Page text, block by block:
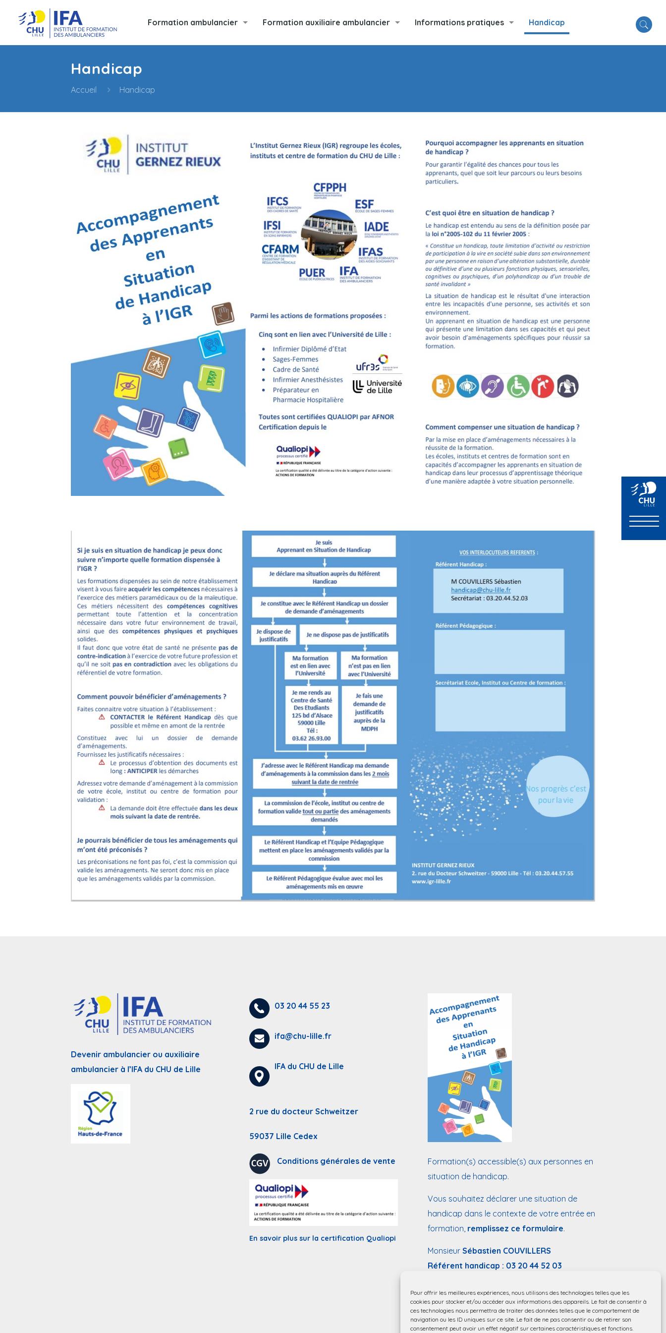
Pour offrir les meilleures expériences, nous utilisons des technologies telles que les
cookies pour stocker et/ou accéder aux informations des appareils. Le fait de consentir à
ces technologies nous permettra de traiter des données telles que le comportement de
navigation ou les ID uniques sur ce site. Le fait de ne pas consentir ou de retirer son
consentement peut avoir un effet négatif sur certaines caractéristiques et fonctions.
Formation ambulancier Formation auxiliaire ambulancier Informations pratiques Handicap
Handicap
Accueil Handicap
Devenir ambulancier ou auxiliaire
ambulancier à l’IFA du CHU de Lille
03 20 44 55 23
ifa@chu-lille.fr
IFA du CHU de Lille
2 rue du docteur Schweitzer
59037 Lille Cedex
Conditions générales de vente
En savoir plus sur la certification Qualiopi
Formation(s) accessible(s) aux personnes en
situation de handicap.
Vous souhaitez déclarer une situation de
handicap dans le contexte de votre entrée en
formation, remplissez ce formulaire.
Monsieur Sébastien COUVILLERS
Référent handicap : 03 20 44 52 03
Accessibilité aux personnes à mobilité réduite.